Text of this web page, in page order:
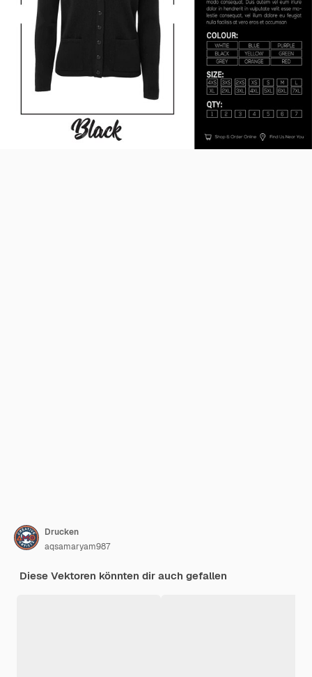
Drucken
aqsamaryam987
Diese Vektoren könnten dir auch gefallen